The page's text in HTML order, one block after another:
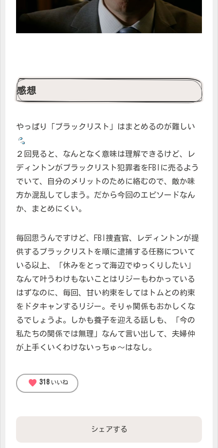
感想
やっぱり「ブラックリスト」はまとめるのが難しい
２回見ると、なんとなく意味は理解できるけど、レ
ディントンがブラックリスト犯罪者をFBIに売るよう
でいて、自分のメリットのために絡むので、敵か味
方か混乱してしまう。だから今回のエピソードなん
か、まとめにくい。
毎回思うんですけど、FBI捜査官、レディントンが提
供するブラックリストを順に逮捕する任務について
いる以上、「休みをとって海辺でゆっくりしたい」
なんて叶うわけもないことはリジーもわかっている
はずなのに、毎回、甘い約束をしてはトムとの約束
をドタキャンするリジー。そりゃ関係もおかしくな
るでしょうよ。しかも養子を迎える話しも、「今の
私たちの関係では無理」なんて言い出して、夫婦仲
が上手くいくわけないっちゅ～はなし。
favorite 318 いいね
シェアする